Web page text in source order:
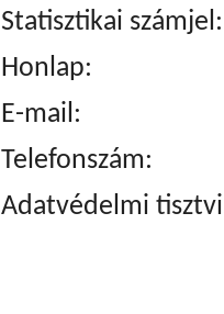
Statisztikai
E-mail:
Telefonszám:
Adatvédelmi